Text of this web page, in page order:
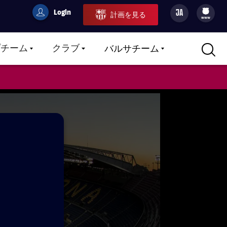
userCulers
Login 計画を見る JA
filled-badge
www
チーム
LABEL.ARIA.CARETDOWN
クラブLABEL.ARIA.CARETDOWN
バルサチームLABEL.ARIA.CARETDOWN